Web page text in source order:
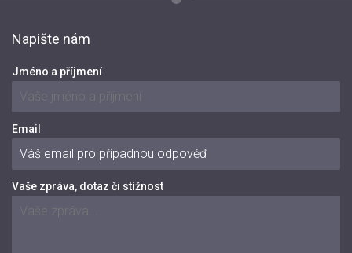
Napište nám
Jméno a příjmení
Email
Vaše zpráva, dotaz či stížnost